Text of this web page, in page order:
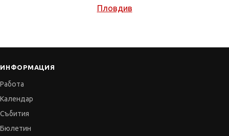
Пловдив
ИНФОРМАЦИЯ
Работа
Календар
Събития
Бюлетин